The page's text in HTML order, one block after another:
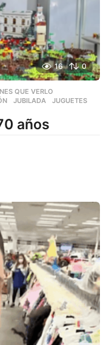
16 0
QUE VERLO
,JUBILADA ,JUGUETES
años